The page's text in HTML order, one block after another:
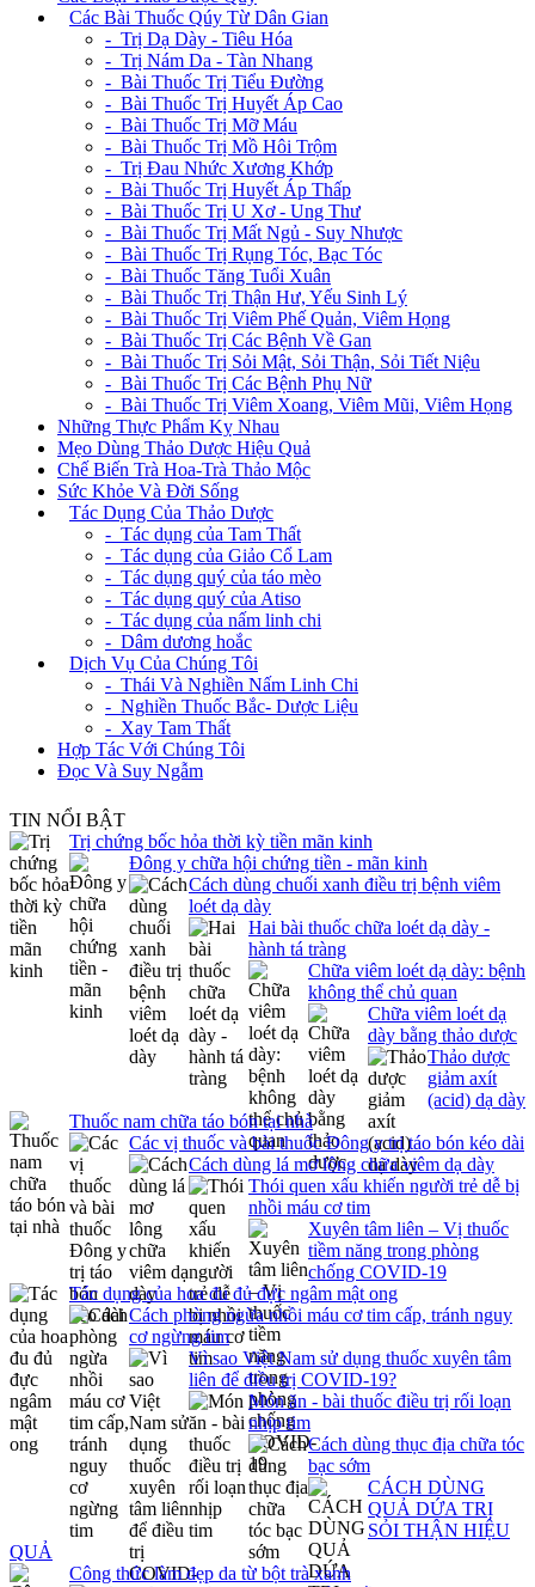
Các Bài Thuốc Qúy Từ Dân Gian
- Trị Dạ Dày - Tiêu Hóa
- Trị Nám Da - Tàn Nhang
- Bài Thuốc Trị Tiểu Đường
- Bài Thuốc Trị Huyết Áp Cao
- Bài Thuốc Trị Mỡ Máu
- Bài Thuốc Trị Mồ Hôi Trộm
- Trị Đau Nhức Xương Khớp
- Bài Thuốc Trị Huyết Áp Thấp
- Bài Thuốc Trị U Xơ - Ung Thư
- Bài Thuốc Trị Mất Ngủ - Suy Nhược
- Bài Thuốc Trị Rụng Tóc, Bạc Tóc
- Bài Thuốc Tăng Tuổi Xuân
- Bài Thuốc Trị Thận Hư, Yếu Sinh Lý
- Bài Thuốc Trị Viêm Phế Quản, Viêm Họng
- Bài Thuốc Trị Các Bệnh Về Gan
- Bài Thuốc Trị Sỏi Mật, Sỏi Thận, Sỏi Tiết Niệu
- Bài Thuốc Trị Các Bệnh Phụ Nữ
- Bài Thuốc Trị Viêm Xoang, Viêm Mũi, Viêm Họng
Những Thực Phẩm Kỵ Nhau
Mẹo Dùng Thảo Dược Hiệu Quả
Chế Biến Trà Hoa-Trà Thảo Mộc
Sức Khỏe Và Đời Sống
Tác Dụng Của Thảo Dược
- Tác dụng của Tam Thất
- Tác dụng của Giảo Cổ Lam
- Tác dụng quý của táo mèo
- Tác dụng quý của Atiso
- Tác dụng của nấm linh chi
- Dâm dương hoắc
Dịch Vụ Của Chúng Tôi
- Thái Và Nghiền Nấm Linh Chi
- Nghiền Thuốc Bắc- Dược Liệu
- Xay Tam Thất
Hợp Tác Với Chúng Tôi
Đọc Và Suy Ngẫm
TIN NỔI BẬT
Trị chứng bốc hỏa thời kỳ tiền mãn kinh
Đông y chữa hội chứng tiền - mãn kinh
Cách dùng chuối xanh điều trị bệnh viêm
loét dạ dày
Hai bài thuốc chữa loét dạ dày -
hành tá tràng
Chữa viêm loét dạ dày: bệnh
không thể chủ quan
Chữa viêm loét dạ
dày bằng thảo dược
Thảo dược
giảm axít
(acid) dạ dày
Thuốc nam chữa táo bón tại nhà
Các vị thuốc và bài thuốc Đông y trị táo bón kéo dài
Cách dùng lá mơ lông chữa viêm dạ dày
Thói quen xấu khiến người trẻ dễ bị
nhồi máu cơ tim
Xuyên tâm liên – Vị thuốc
tiềm năng trong phòng
chống COVID-19
Tác dụng của hoa đu đủ đực ngâm mật ong
Cách phòng ngừa nhồi máu cơ tim cấp, tránh nguy
cơ ngừng tim
Vì sao Việt Nam sử dụng thuốc xuyên tâm
liên để điều trị COVID-19?
Món ăn - bài thuốc điều trị rối loạn
nhịp tim
Cách dùng thục địa chữa tóc
bạc sớm
CÁCH DÙNG
QUẢ DỨA TRỊ
SỎI THẬN HIỆU
QUẢ
Công thức làm đẹp da từ bột trà xanh